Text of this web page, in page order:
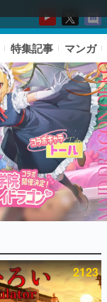
特集記事 マンガ
2123